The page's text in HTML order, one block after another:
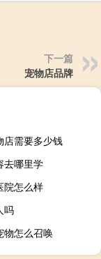
下一篇
宠物店品牌
店需要多少钱
去哪里学
院怎么样
吗
物怎么召唤